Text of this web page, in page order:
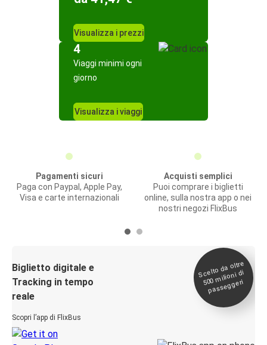
Visualizza i prezzi
4
Viaggi minimi ogni
giorno
Visualizza i viaggi
Pagamenti sicuri
Paga con Paypal, Apple Pay,
Visa e carte internazionali
Acquisti semplici
Puoi comprare i biglietti
online, sulla nostra app o nei
nostri negozi FlixBus
Biglietto digitale e
Tracking in tempo
reale
Scopri l’app di FlixBus
Scelto da oltre
500
milioni di
passeggeri